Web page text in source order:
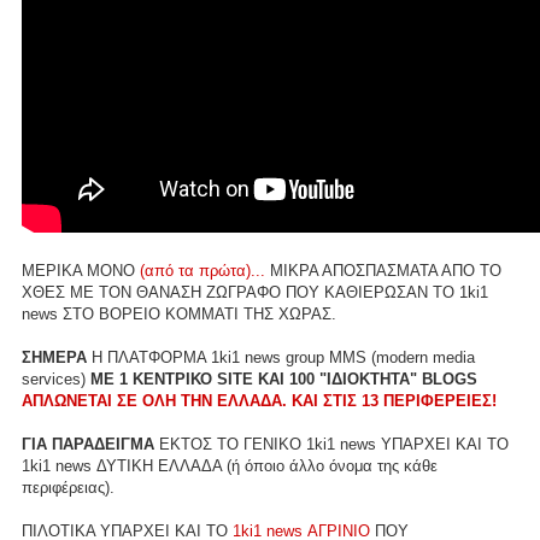
ΜΕΡΙΚΑ ΜΟΝΟ (από τα πρώτα)... ΜΙΚΡΑ ΑΠΟΣΠΑΣΜΑΤΑ ΑΠΟ ΤΟ
ΧΘΕΣ ΜΕ ΤΟΝ ΘΑΝΑΣΗ ΖΩΓΡΑΦΟ ΠΟΥ ΚΑΘΙΕΡΩΣΑΝ ΤΟ 1ki1
news ΣΤΟ ΒΟΡΕΙΟ ΚΟΜΜΑΤΙ ΤΗΣ ΧΩΡΑΣ.
ΣΗΜΕΡΑ Η ΠΛΑΤΦΟΡΜΑ 1ki1 news group MMS (modern media
services) ME 1 ΚΕΝΤΡΙΚΟ SITE ΚΑΙ 100 "ΙΔΙΟΚΤΗΤΑ" BLOGS
ΑΠΛΩΝΕΤΑΙ ΣΕ ΟΛΗ ΤΗΝ ΕΛΛΑΔΑ. ΚΑΙ ΣΤΙΣ 13 ΠΕΡΙΦΕΡΕΙΕΣ!
ΓΙΑ ΠΑΡΑΔΕΙΓΜΑ ΕΚΤΟΣ ΤΟ ΓΕΝΙΚΟ 1ki1 news ΥΠΑΡΧΕΙ ΚΑΙ ΤΟ
1ki1 news ΔΥΤΙΚΗ ΕΛΛΑΔΑ (ή όποιο άλλο όνομα της κάθε
περιφέρειας).
ΠΙΛΟΤΙΚΑ ΥΠΑΡΧΕΙ ΚΑΙ ΤΟ 1ki1 news ΑΓΡΙΝΙΟ ΠΟΥ